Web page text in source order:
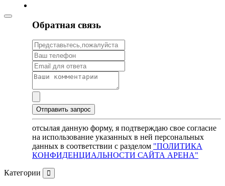
Обратная связь
отсылая данную форму, я подтверждаю свое согласие
на использование указанных в ней персональных
данных в соответствии с разделом "ПОЛИТИКА
КОНФИДЕНЦИАЛЬНОСТИ САЙТА АРЕНА"
Категории